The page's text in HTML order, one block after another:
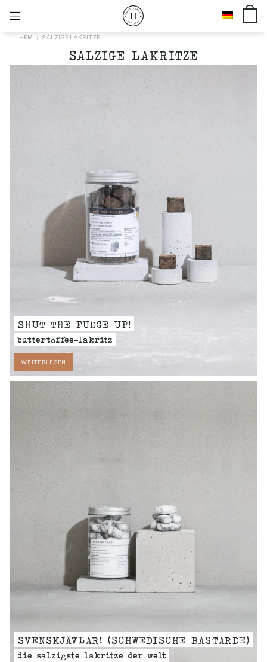
HEM SALZIGE LAKRITZE
SALZIGE LAKRITZE
SHUT THE FUDGE UP!
buttertoffee-lakritz
WEITERLESEN
SVENSKJÄVLAR! (SCHWEDISCHE BASTARDE)
die salzigste lakritze der welt